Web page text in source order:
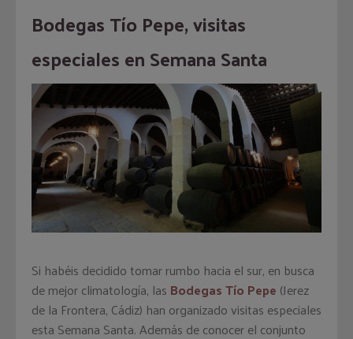
Bodegas Tío Pepe, visitas
especiales en Semana Santa
Si habéis decidido tomar rumbo hacia el sur, en busca
de mejor climatología, las Bodegas Tío Pepe (Jerez
de la Frontera, Cádiz) han organizado visitas especiales
esta Semana Santa. Además de conocer el conjunto